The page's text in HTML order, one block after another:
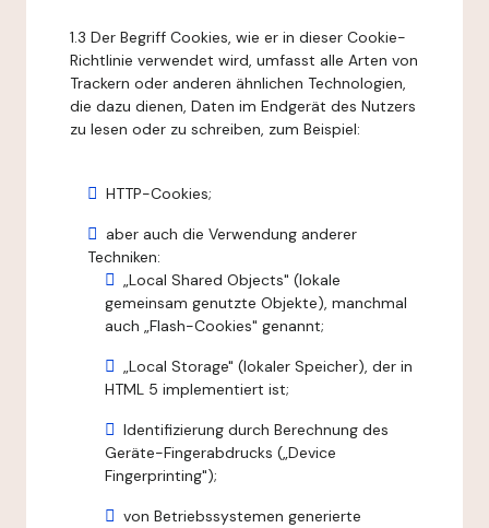
1.3 Der Begriff Cookies, wie er in dieser Cookie-
Richtlinie verwendet wird, umfasst alle Arten von
Trackern oder anderen ähnlichen Technologien,
die dazu dienen, Daten im Endgerät des Nutzers
zu lesen oder zu schreiben, zum Beispiel:
HTTP-Cookies;
aber auch die Verwendung anderer
Techniken:
„Local Shared Objects" (lokale
gemeinsam genutzte Objekte), manchmal
auch „Flash-Cookies" genannt;
„Local Storage" (lokaler Speicher), der in
HTML 5 implementiert ist;
Identifizierung durch Berechnung des
Geräte-Fingerabdrucks („Device
Fingerprinting");
von Betriebssystemen generierte